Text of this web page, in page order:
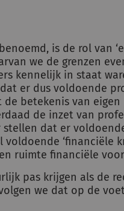
is de rol van
we de grenzen
kennelijk in staat
er dus voldoende
betekenis van
de inzet van
dat er
‘financiële
ruimte financiële
pas krijgen als de
we dat op de